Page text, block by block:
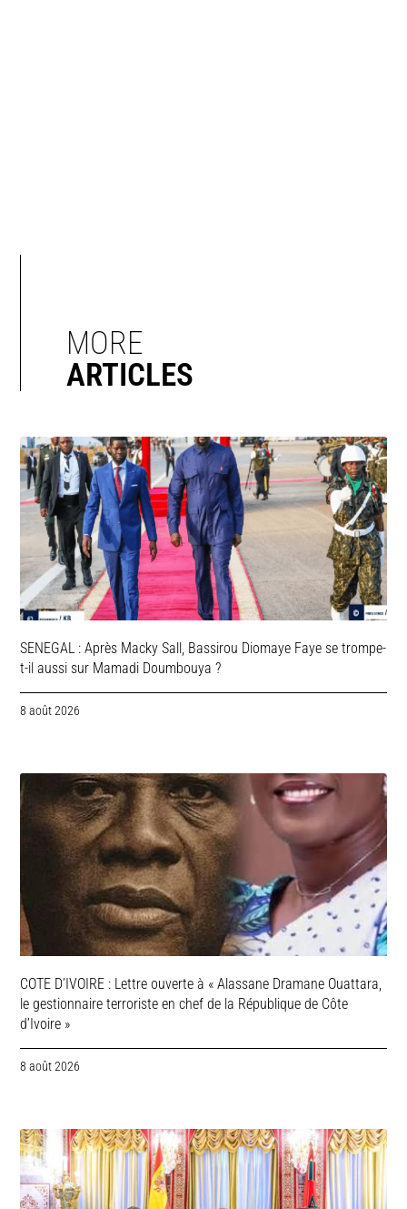
MORE
ARTICLES
SENEGAL : Après Macky Sall, Bassirou Diomaye Faye se trompe-
t-il aussi sur Mamadi Doumbouya ?
8 août 2026
COTE D’IVOIRE : Lettre ouverte à « Alassane Dramane Ouattara,
le gestionnaire terroriste en chef de la République de Côte
d’Ivoire »
8 août 2026